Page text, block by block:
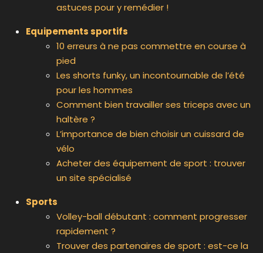
astuces pour y remédier !
Equipements sportifs
10 erreurs à ne pas commettre en course à
pied
Les shorts funky, un incontournable de l’été
pour les hommes
Comment bien travailler ses triceps avec un
haltère ?
L’importance de bien choisir un cuissard de
vélo
Acheter des équipement de sport : trouver
un site spécialisé
Sports
Volley-ball débutant : comment progresser
rapidement ?
Trouver des partenaires de sport : est-ce la